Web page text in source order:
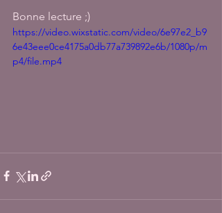
Bonne lecture ;)
https://video.wixstatic.com/video/6e97e2_b9
6e43eee0ce4175a0db77a739892e6b/1080p/m
p4/file.mp4